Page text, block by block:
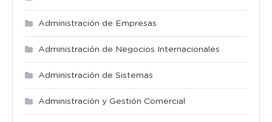
Administración de Empresas
Administración de Negocios Internacionales
Administración de Sistemas
Administración y Gestión Comercial